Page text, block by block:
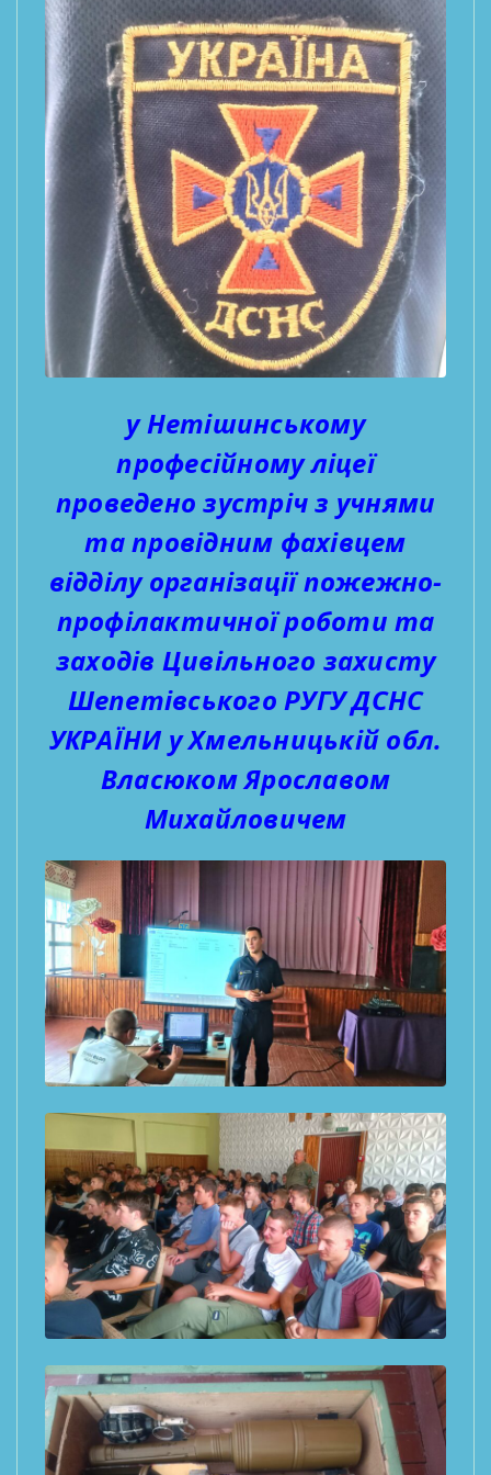
у Нетішинському
професійному ліцеї
проведено зустріч з учнями
та провідним фахівцем
відділу організації пожежно-
профілактичної роботи та
заходів Цивільного захисту
Шепетівського РУГУ ДСНС
УКРАЇНИ у Хмельницькій обл.
Власюком Ярославом
Михайловичем